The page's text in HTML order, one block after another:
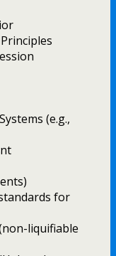
(e.g.,
for
liquifiable